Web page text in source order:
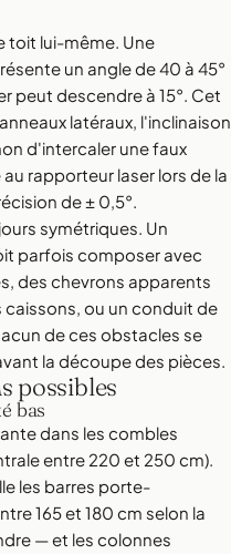
toit lui-même. Une
un angle de 40 à 45°
peut descendre à 15°. Cet
latéraux, l'inclinaison
d'intercaler une faux
rapporteur laser lors de la
de ± 0,5°.
symétriques. Un
parfois composer avec
des chevrons apparents
ou un conduit de
de ces obstacles se
la découpe des pièces.
possibles
bas
dans les combles
entre 220 et 250 cm).
les barres porte-
165 et 180 cm selon la
— et les colonnes